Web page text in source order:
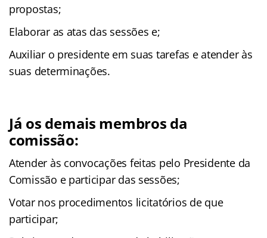
propostas;
Elaborar as atas das sessões e;
Auxiliar o presidente em suas tarefas e atender às
suas determinações.
Já os demais membros da
comissão:
Atender às convocações feitas pelo Presidente da
Comissão e participar das sessões;
Votar nos procedimentos licitatórios de que
participar;